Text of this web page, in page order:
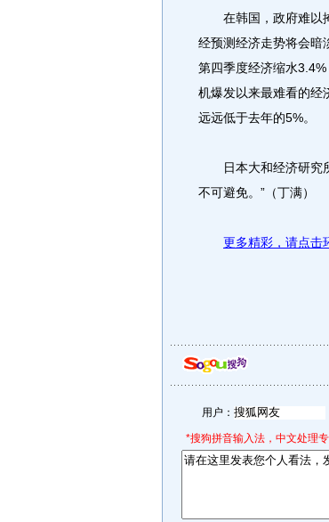
在韩国，政府难以掩
经预测经济走势将会暗
第四季度经济缩水
机爆发以来最难看的经
远远低于去年的5%。
日本大和经济研究所
不可避免。”（丁满）
更多精彩，请点击
用户：
*搜狗拼音输入法，中文处理